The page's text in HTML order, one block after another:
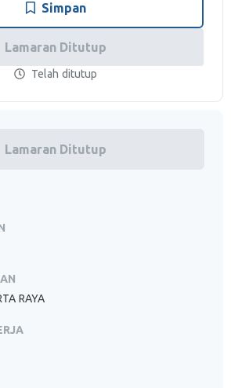
Simpan
Lamaran Ditutup
Telah ditutup
Lamaran Ditutup
RAYA